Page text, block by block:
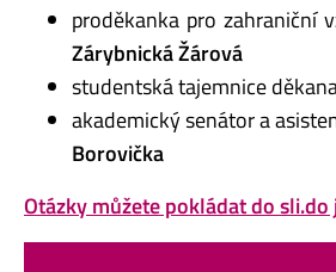
proděkanka pro zahraniční
Zárybnická Žárová
studentská tajemnice
akademický senátor a
Borovička
Otázky můžete pokládat do sli.do